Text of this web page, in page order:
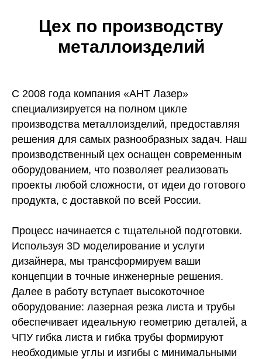
Цех по производству
металлоизделий
С 2008 года компания «АНТ Лазер»
специализируется на полном цикле
производства металлоизделий, предоставляя
решения для самых разнообразных задач. Наш
производственный цех оснащен современным
оборудованием, что позволяет реализовать
проекты любой сложности, от идеи до готового
продукта, с доставкой по всей России.
Процесс начинается с тщательной подготовки.
Используя 3D моделирование и услуги
дизайнера, мы трансформируем ваши
концепции в точные инженерные решения.
Далее в работу вступает высокоточное
оборудование: лазерная резка листа и трубы
обеспечивает идеальную геометрию деталей, а
ЧПУ гибка листа и гибка трубы формируют
необходимые углы и изгибы с минимальными